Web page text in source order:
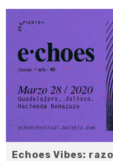
Echoes Vibes: